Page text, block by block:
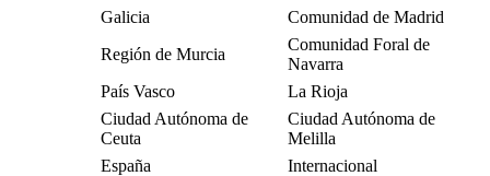
Galicia
Comunidad de Madrid
Región de Murcia
Comunidad Foral de
Navarra
País Vasco
La Rioja
Ciudad Autónoma de
Ceuta
Ciudad Autónoma de
Melilla
España
Internacional